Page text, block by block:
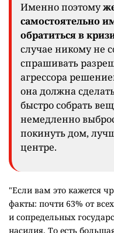
Именно поэтому
самостоятельно
обратиться в
случае никому не
спрашивать
агрессора
она должна
быстро собрать
немедленно
покинуть дом,
центре.
"Если вам это кажется
факты: почти 63% от
и сопредельных
насилия. То есть